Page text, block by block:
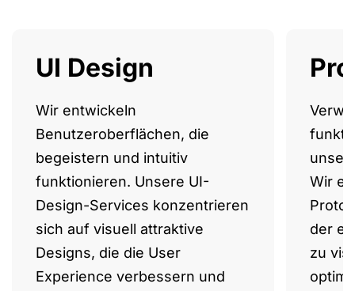
UI Design
Wir entwickeln
Benutzeroberflächen, die
begeistern und intuitiv
funktionieren. Unsere UI-
Design-Services konzentrieren
sich auf visuell attraktive
Designs, die die User
Experience verbessern und
Wir
der
zu